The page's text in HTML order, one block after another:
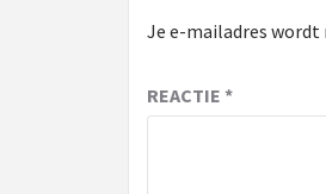
Je e-mailadres wordt
REACTIE *